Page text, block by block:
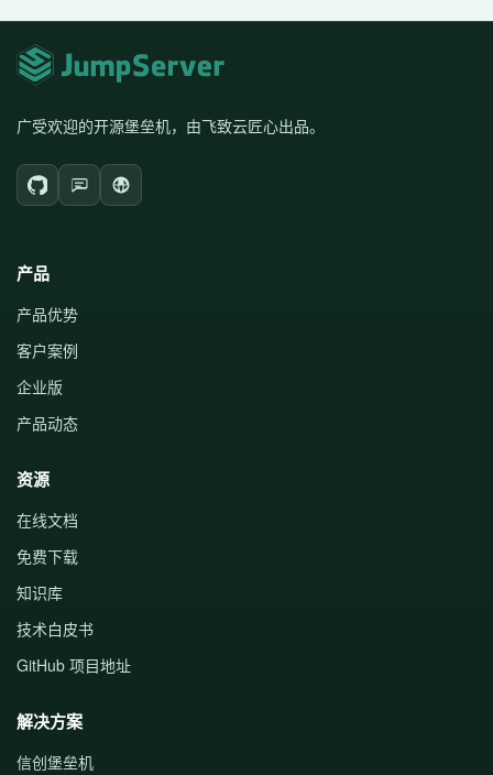
广受欢迎的开源堡垒机，由飞致云匠心出品。
产品
产品优势
客户案例
企业版
产品动态
资源
在线文档
免费下载
知识库
技术白皮书
GitHub 项目地址
解决方案
信创堡垒机